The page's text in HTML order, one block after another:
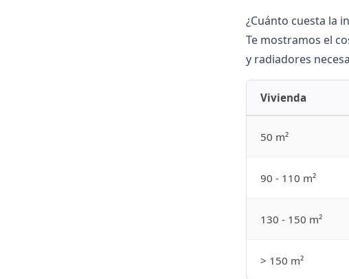
¿Cuánto cuesta la
Te mostramos el
y radiadores
Vivienda
50 m²
90 - 110 m²
130 - 150 m²
> 150 m²